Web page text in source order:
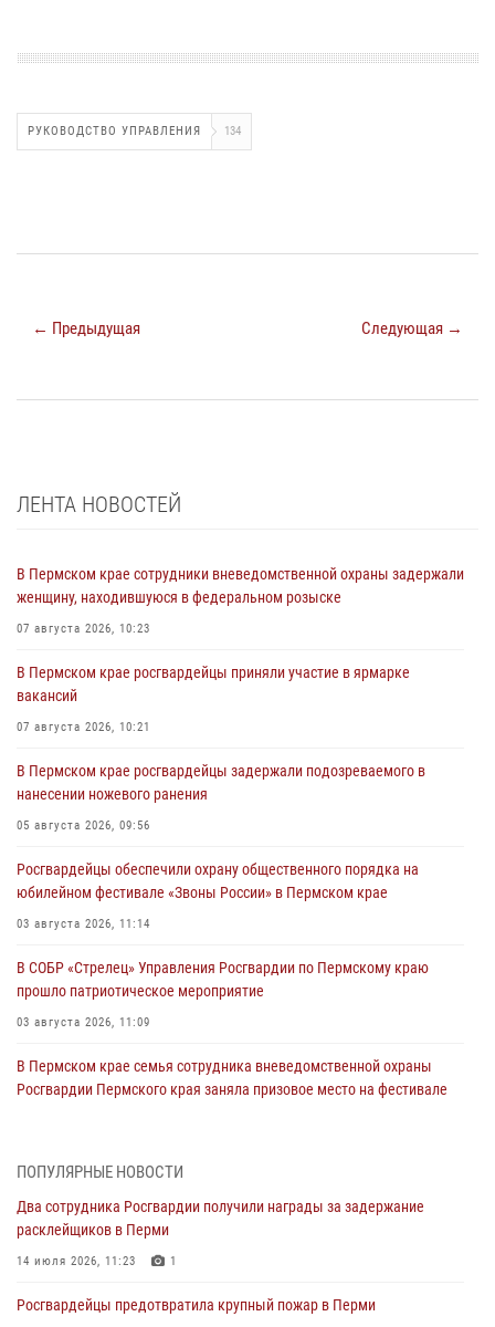
РУКОВОДСТВО УПРАВЛЕНИЯ 134
← Предыдущая Следующая →
ЛЕНТА НОВОСТЕЙ
В Пермском крае сотрудники вневедомственной охраны задержали
женщину, находившуюся в федеральном розыске
07 августа 2026, 10:23
В Пермском крае росгвардейцы приняли участие в ярмарке
вакансий
07 августа 2026, 10:21
В Пермском крае росгвардейцы задержали подозреваемого в
нанесении ножевого ранения
05 августа 2026, 09:56
Росгвардейцы обеспечили охрану общественного порядка на
юбилейном фестивале «Звоны России» в Пермском крае
03 августа 2026, 11:14
В СОБР «Стрелец» Управления Росгвардии по Пермскому краю
прошло патриотическое мероприятие
03 августа 2026, 11:09
В Пермском крае семья сотрудника вневедомственной охраны
Росгвардии Пермского края заняла призовое место на фестивале
юных спортсменов
03 августа 2026, 10:59
30 июля 2026, 05:19
ПОПУЛЯРНЫЕ НОВОСТИ
Два сотрудника Росгвардии получили награды за задержание
расклейщиков в Перми
14 июля 2026, 11:23 1
Росгвардейцы предотвратила крупный пожар в Перми